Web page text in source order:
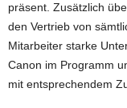
präsent. Zusätzlich
den Vertrieb von
Mitarbeiter starke
Canon im Programm
mit entsprechendem